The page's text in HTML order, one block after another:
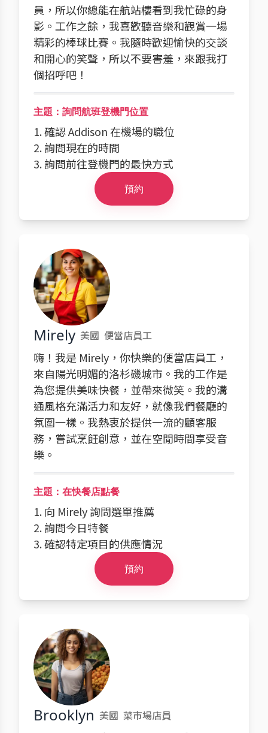
員，所以你總能在航站樓看到我忙碌的身
影。工作之餘，我喜歡聽音樂和觀賞一場
精彩的棒球比賽。我隨時歡迎愉快的交談
和開心的笑聲，所以不要害羞，來跟我打
個招呼吧！
主題：詢問航班登機門位置
1. 確認 Addison 在機場的職位
2. 詢問現在的時間
3. 詢問前往登機門的最快方式
預約
Mirely 美國 便當店員工
嗨！我是 Mirely，你快樂的便當店員工，
來自陽光明媚的洛杉磯城市。我的工作是
為您提供美味快餐，並帶來微笑。我的溝
通風格充滿活力和友好，就像我們餐廳的
氛圍一樣。我熱衷於提供一流的顧客服
務，嘗試烹飪創意，並在空閒時間享受音
樂。
主題：在快餐店點餐
1. 向 Mirely 詢問選單推薦
2. 詢問今日特餐
3. 確認特定項目的供應情況
預約
Brooklyn 美國 菜市場店員